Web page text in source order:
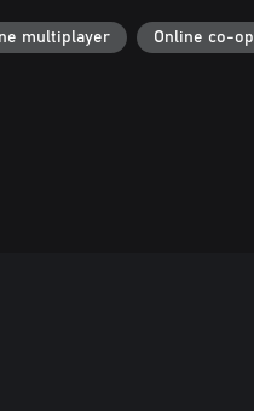
Online co-op
multiplayer